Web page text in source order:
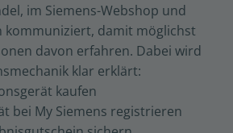
im Siemens-Webshop und
kommuniziert, damit möglichst
davon erfahren. Dabei wird
klar erklärt:
kaufen
bei My Siemens registrieren